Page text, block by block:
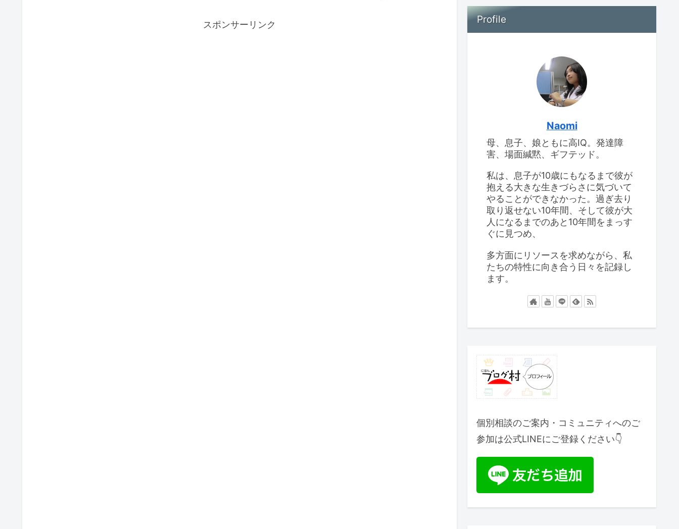
スポンサーリンク
親の孤立と子供の孤立〜
オンラインイベントを振
り返って〜
息子のIQ：2回目の
高IQの女の子、思春期が
大変
場面緘黙児は頭がいい？
息子のIQ：2回目の
WISC-IV検査
食べ物をよくこぼすこと
と対応策
Profile
Naomi
母、息子、娘ともに高IQ。発達障
害、場面緘黙、ギフテッド。
私は、息子が10歳にもなるまで彼が
抱える大きな生きづらさに気づいて
やることができなかった。過ぎ去り
取り返せない10年間、そして彼が大
人になるまでのあと10年間をまっす
ぐに見つめ、
多方面にリソースを求めながら、私
たちの特性に向き合う日々を記録し
ます。
個別相談のご案内・コミュニティへのご
参加は公式LINEにご登録ください👇